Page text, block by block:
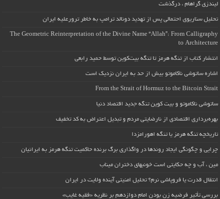
لیندزی گراهام ، درگذشت
تحلیل سناریوی احتمالی پس از تهدید دونالد ترامپ به خاطر ترورعلیه ایران
The Geometric Reinterpretation of the Divine Name “Allah”: From Calligraphy
to Architecture
انتشار کتاب از تنگه هرمز تا تنگه بیت‌کوین توسط حمید رابعی
اشاره ساتوشی ناکاموتو بیش از حد به ایران نزدیک است
From the Strait of Hormuz to the Bitcoin Strait
ساتوشی ناکاموتو و بیت کوین تنگه جدید اقتصاد دنیا
بهره‌برداری اقتصادی از نارضایتی مردم و تبدیل اعتراض به کد تخفیف
تاریخچه تنگه هرمز یا تنگه اهورامزدا
چرایی و چگونگی ایجاد روندها در واگذاری برگ برنده حاکمیت تنگه هرمز به ایرانیان
مین ، آب و چه حکایتی است خونبهای دختران میناب
انتقال قدرت یا فروپاشی نرم؟ تحلیل امنیتی آینده ولایت در ایران
بررسی تأثیر فرضیه زن بودن امام دوازدهم بر نظریه «فقیه غایب»